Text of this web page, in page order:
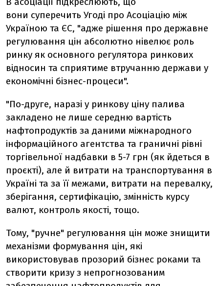
вони суперечить Угоді про Асоціацію між
Україною та ЄС, "адже рішення про державне
регулювання цін абсолютно нівелює роль
ринку як основного регулятора ринкових
відносин та сприятиме втручанню держави у
економічні бізнес-процеси".
"По-друге, наразі у ринкову ціну палива
закладено не лише середню вартість
нафтопродуктів за даними міжнародного
інформаційного агентства та граничні рівні
торгівельної надбавки в 5-7 грн (як йдеться в
проєкті), але й витрати на транспортування в
Україні та за її межами, витрати на перевалку,
зберігання, сертифікацію, змінність курсу
валют, контроль якості, тощо.
Тому, "ручне" регулювання цін може знищити
механізми формування цін, які
використовував прозорий бізнес роками та
створити кризу з непрогнозованим